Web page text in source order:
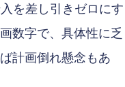
を差し引きゼロにす
数字で、具体性に乏
計画倒れ懸念もあ